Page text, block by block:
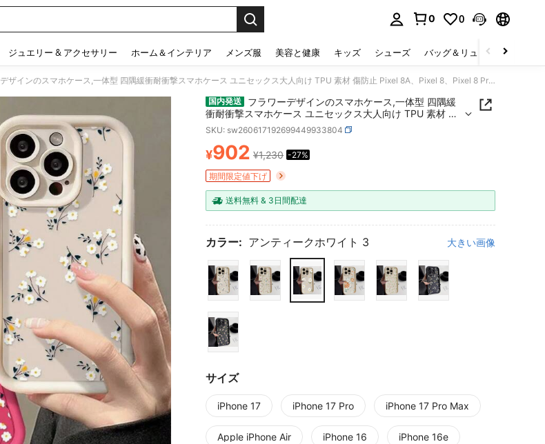
0 0
ジュエリー & アクセサリー ホーム＆インテリア メンズ服 美容と健康 キッズ シューズ バッグ＆リュック
フラワーデザインのスマホケース,一体型 四隅緩衝耐衝撃スマホケース ユニセックス大人向け TPU 素材 傷防止 Pixel 8A、Pixel 8、Pixel 8 Pro、Pixel 9、Pixel 9 Pro、Pixel 9A、Pixel 10、Pixel 10PRO/ 17pro Max/17pro/17/11/12/13/14/15/15Pro/15PluS/15Pro Max/16/16Pro/16PluS/16Pro Max/MIN/X/XR 対応 シンプルモード系雑貨プレゼント
国内発送
フラワーデザインのスマホケース,一体型 四隅緩
衝耐衝撃スマホケース ユニセックス大人向け TPU 素材 傷
防止 Pixel 8A、Pixel 8、Pixel 8 Pro、Pixel 9、Pixel 9
Pro、Pixel 9A、Pixel 10、Pixel 10PRO/ 17pro
Max/17pro/17/11/12/13/14/15/15Pro/15PluS/15Pro
Max/16/16Pro/16PluS/16Pro Max/MIN/X/XR 対応 シンプ
ルモード系雑貨プレゼント
SKU: sw260617192699449933804
PRICE AND AVAILABILITY
¥902 ¥1,230 -27%
期間限定値下げ
送料無料 & 3日間配達
カラー: アンティークホワイト 3 大きい画像
サイズ
iPhone 17 iPhone 17 Pro iPhone 17 Pro Max
Apple iPhone Air iPhone 16 iPhone 16e